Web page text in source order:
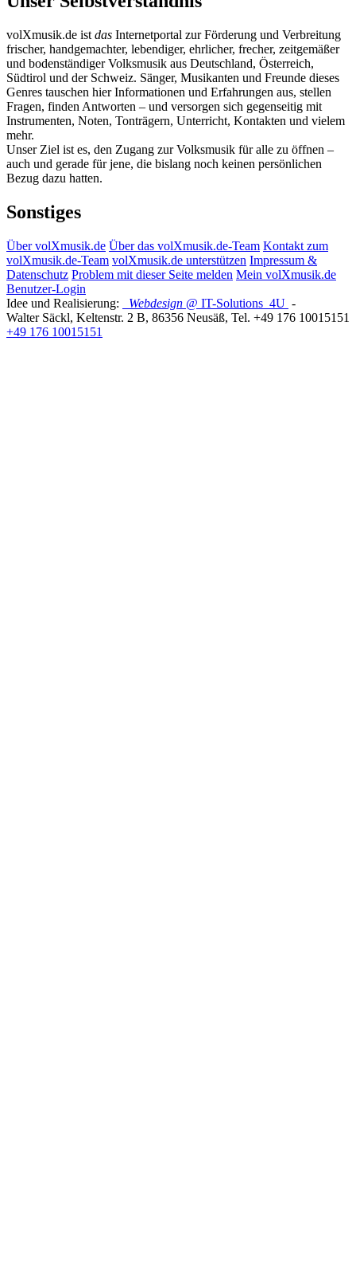
volXmusik.de ist das Internetportal zur Förderung und Verbreitung
frischer, handgemachter, lebendiger, ehrlicher, frecher, zeitgemäßer
und bodenständiger Volksmusik aus Deutschland, Österreich,
Südtirol und der Schweiz. Sänger, Musikanten und Freunde dieses
Genres tauschen hier Informationen und Erfahrungen aus, stellen
Fragen, finden Antworten – und versorgen sich gegenseitig mit
Instrumenten, Noten, Tonträgern, Unterricht, Kontakten und vielem
mehr.
Unser Ziel ist es, den Zugang zur Volksmusik für alle zu öffnen –
auch und gerade für jene, die bislang noch keinen persönlichen
Bezug dazu hatten.
Sonstiges
Über volXmusik.de Über das volXmusik.de-Team Kontakt zum
volXmusik.de-Team volXmusik.de unterstützen Impressum &
Datenschutz Problem mit dieser Seite melden Mein volXmusik.de
Benutzer-Login
Idee und Realisierung:
Webdesign @ IT-Solutions 4U -
Walter Säckl, Keltenstr. 2 B, 86356 Neusäß, Tel. +49 176 10015151
+49 176 10015151